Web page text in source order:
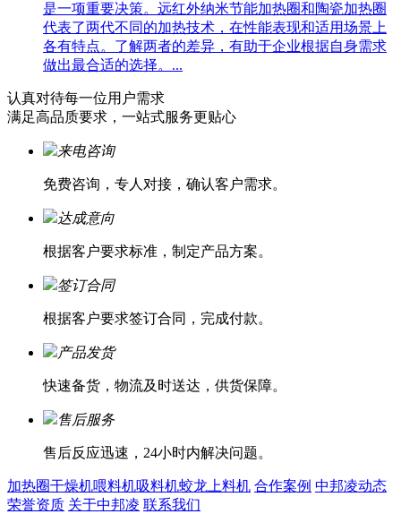
是一项重要决策。远红外纳米节能加热圈和陶瓷加热圈
代表了两代不同的加热技术，在性能表现和适用场景上
各有特点。了解两者的差异，有助于企业根据自身需求
做出最合适的选择。...
认真对待每一位用户需求
满足高品质要求，一站式服务更贴心
来电咨询
免费咨询，专人对接，确认客户需求。
达成意向
根据客户要求标准，制定产品方案。
签订合同
根据客户要求签订合同，完成付款。
产品发货
快速备货，物流及时送达，供货保障。
售后服务
售后反应迅速，24小时内解决问题。
加热圈干燥机喂料机吸料机蛟龙上料机 合作案例 中邦凌动态
荣誉资质 关于中邦凌 联系我们